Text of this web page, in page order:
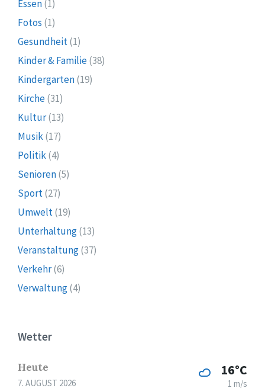
Essen(1)
Fotos (1)
Gesundheit(1)
Kinder & Familie(38)
Kindergarten(19)
Kirche(31)
Kultur(13)
Musik(17)
Politik(4)
Senioren(5)
Sport(27)
Umwelt(19)
Unterhaltung(13)
Veranstaltung(37)
Verkehr(6)
Verwaltung(4)
Wetter
Heute
7. AUGUST 2026
16°C
1 m/s